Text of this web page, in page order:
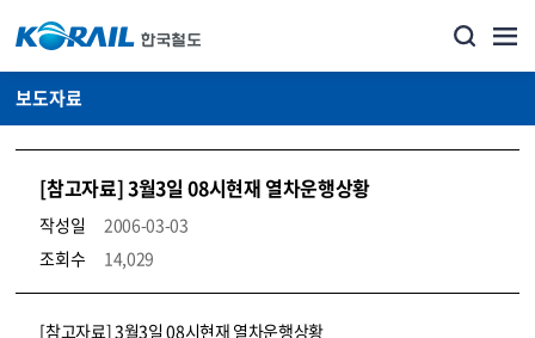
보도자료
[참고자료] 3월3일 08시현재 열차운행상황
작성일
2006-03-03
조회수
14,029
뉴스·홍보_보도자료 상세보기 – 내용, 파일, 담당자 연락처로 구성
[참고자료] 3월3일 08시현재 열차운행상황